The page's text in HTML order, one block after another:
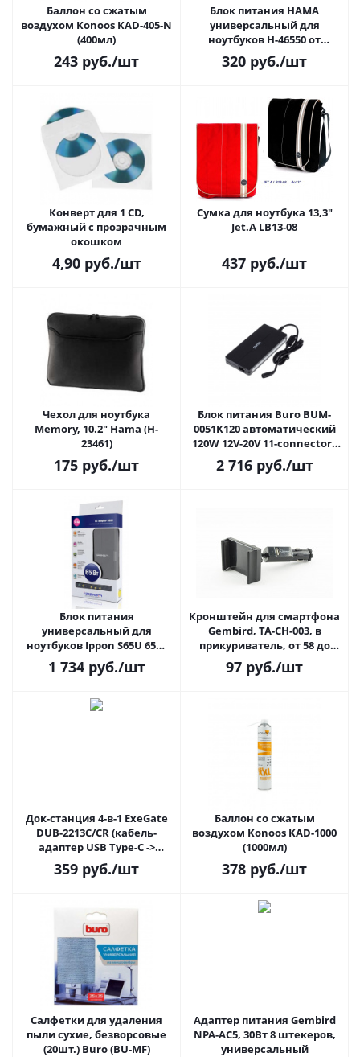
Баллон со сжатым
воздухом Konoos KAD-405-N
(400мл)
243 руб./шт
Блок питания HAMA
универсальный для
ноутбуков H-46550 от
прикуривателя
320 руб./шт
Конверт для 1 CD,
бумажный с прозрачным
окошком
4,90руб./шт
Сумка для ноутбука 13,3"
Jet.A LB13-08
437 руб./шт
Чехол для ноутбука
Memory, 10.2" Hama (H-
23461)
175 руб./шт
Блок питания Buro BUM-
0051K120 автоматический
120W 12V-20V 11-connectors
6A 1xUSB 2A
2 716руб./шт
Блок питания
универсальный для
ноутбуков Ippon S65U 65W
15V-19.5V 8-connectors
1 734руб./шт
Кронштейн для смартфона
Gembird, TA-CH-003, в
прикуриватель, от 58 до
85мм
97 руб./шт
Док-станция 4-в-1 ExeGate
DUB-2213C/CR (кабель-
адаптер USB Type-C ->
2xUSB2.0+ 1xUSB3.0+Card
Reader, Plug&Play, корпус
359 руб./шт
Баллон со сжатым
воздухом Konoos KAD-1000
(1000мл)
378 руб./шт
Салфетки для удаления
пыли сухие, безворсовые
(20шт.) Buro (BU-MF)
Адаптер питания Gembird
NPA-AC5, 30Вт 8 штекеров,
универсальный